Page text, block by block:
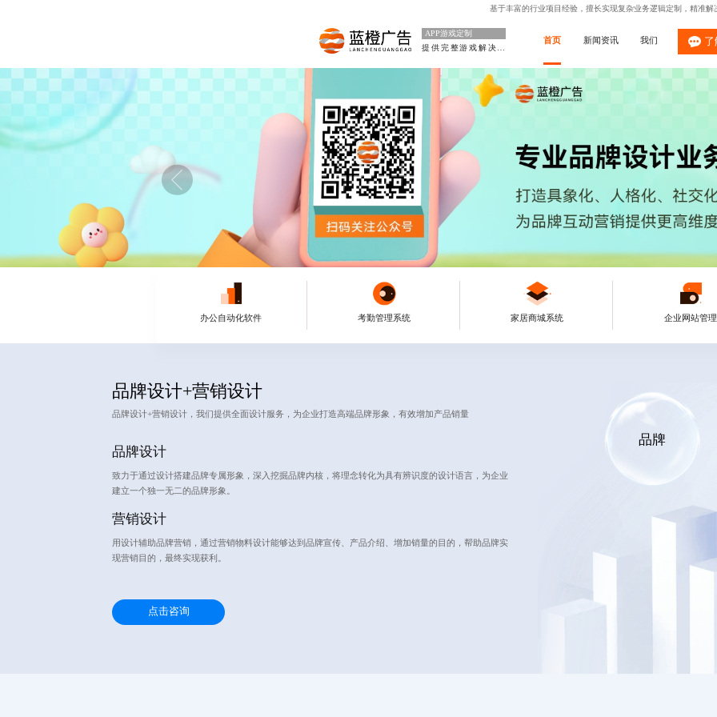
基于丰富的行业项目经验，擅长实现复杂业务逻辑定制，精准
APP游戏定制
首页 新闻资讯 我们 了
办公自动化软件 考勤管理系统 家居商城系统 企业网站管理
品牌设计+营销设计
品牌设计+营销设计，我们提供全面设计服务，为企业打造高端品牌形象，有效增加产品销量
品牌设计
致力于通过设计搭建品牌专属形象，深入挖掘品牌内核，将理念转化为具有辨识度的设计语言，为企业
建立一个独一无二的品牌形象。
营销设计
用设计辅助品牌营销，通过营销物料设计能够达到品牌宣传、产品介绍、增加销量的目的，帮助品牌实
现营销目的，最终实现获利。
点击咨询
品牌